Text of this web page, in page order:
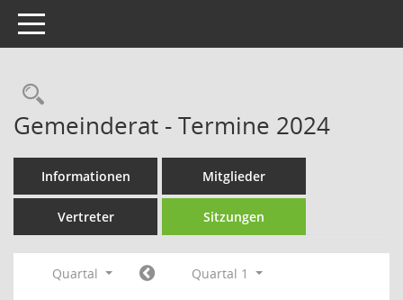
Toggle navigation
Rechercheauswahl
Gemeinderat - Termine 2024
Informationen Mitglieder
Vertreter Sitzungen
Quartal
Quartal 1